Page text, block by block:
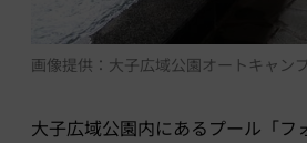
画像提供：大子広域公園オートキャン
大子広域公園内にあるプール「フ